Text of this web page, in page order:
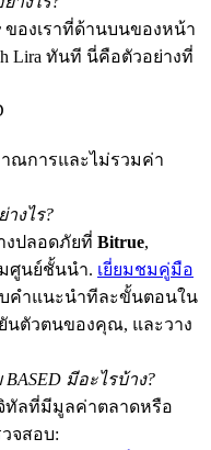
Bonus
ของเราที่ด้านบนของหน้า
Lira ทันที นี่คือตัวอย่างที่
ณการและไม่รวมค่า
างไร?
งปลอดภัยที่ Bitrue,
ศูนย์ชั้นนำ. เยี่ยมชมคู่มือ
คำแนะนำทีละขั้นตอนใน
นตัวตนของคุณ, และวาง
มีอะไรบ้าง?
ทัลที่มีมูลค่าตลาดหรือ
จสอบ: